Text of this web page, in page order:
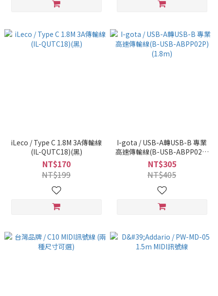
iLeco / Type C 1.8M 3A傳輸線
(IL-QUTC18)(黑)
NT$170
NT$199
I-gota / USB-A轉USB-B 專業
高速傳輸線(B-USB-ABPP02P)
(1.8m)
NT$305
NT$405